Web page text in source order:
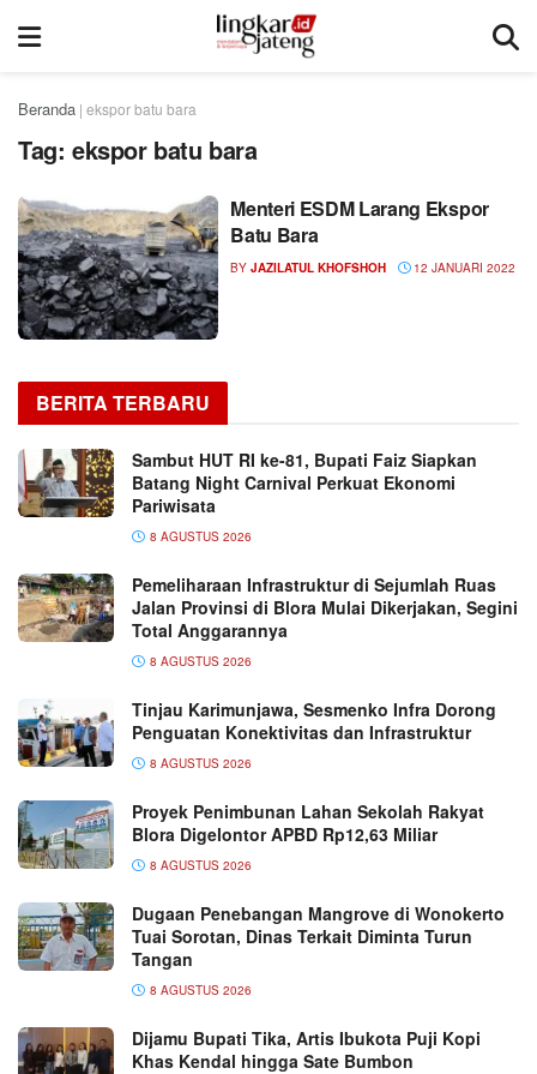
Beranda | ekspor batu bara
Tag: ekspor batu bara
Menteri ESDM Larang Ekspor
Batu Bara
BY JAZILATUL KHOFSHOH 12 JANUARI 2022
BERITA TERBARU
Sambut HUT RI ke-81, Bupati Faiz Siapkan
Batang Night Carnival Perkuat Ekonomi
Pariwisata
8 AGUSTUS 2026
Pemeliharaan Infrastruktur di Sejumlah Ruas
Jalan Provinsi di Blora Mulai Dikerjakan, Segini
Total Anggarannya
8 AGUSTUS 2026
Tinjau Karimunjawa, Sesmenko Infra Dorong
Penguatan Konektivitas dan Infrastruktur
8 AGUSTUS 2026
Proyek Penimbunan Lahan Sekolah Rakyat
Blora Digelontor APBD Rp12,63 Miliar
8 AGUSTUS 2026
Dugaan Penebangan Mangrove di Wonokerto
Tuai Sorotan, Dinas Terkait Diminta Turun
Tangan
8 AGUSTUS 2026
Dijamu Bupati Tika, Artis Ibukota Puji Kopi
Khas Kendal hingga Sate Bumbon